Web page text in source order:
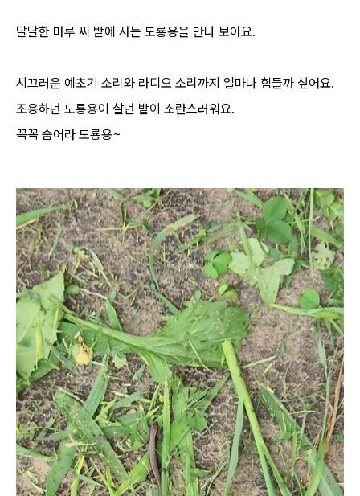
달달한 마루 씨 밭에 사는 도룡용을 만나 보아요.
시끄러운 예초기 소리와 라디오 소리까지 얼마나 힘들까 싶어요.
조용하던 도룡용이 살던 밭이 소란스러워요.
꼭꼭 숨어라 도룡용~